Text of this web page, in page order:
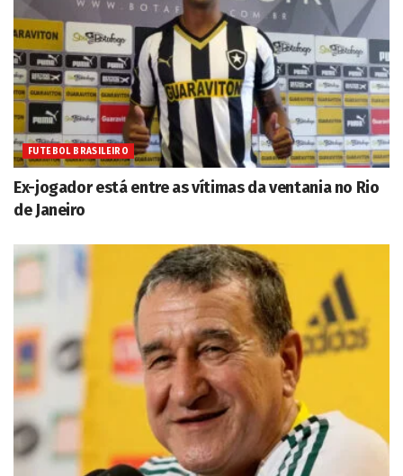
FUTEBOL BRASILEIRO
Ex-jogador está entre as vítimas da ventania no Rio
de Janeiro